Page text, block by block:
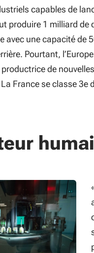
capables de
produire 1 milliard
avec une capacité de
Pourtant,
de
France se classe 3e